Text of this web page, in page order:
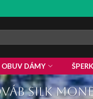
OBUV DÁMY
silk